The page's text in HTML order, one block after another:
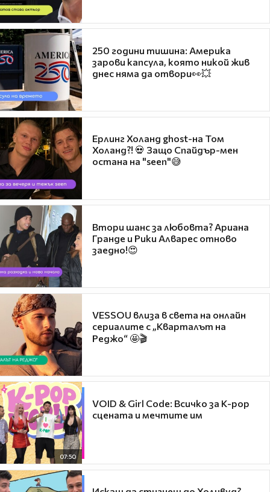
250 години тишина: Америка
зарови капсула, която никой жив
днес няма да отвори👀💥
Ерлинг Холанд ghost-на Том
Холанд?! 💀 Защо Спайдър-мен
остана на "seen"😅
Втори шанс за любовта? Ариана
Гранде и Рики Алварес отново
заедно!😍
VESSOU влиза в света на онлайн
сериалите с „Кварталът на
Реджо“ 🤩🎬
07:50
VOID & Girl Code: Всичко за K-pop
сцената и мечтите им